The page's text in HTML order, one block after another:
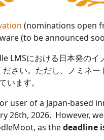
(nominations open
(to be announced
LMSにおける日本発の
ださい。ただし、ノミネ
います。
user of a Japan-based
26th, 2026. However,
as thedeadline